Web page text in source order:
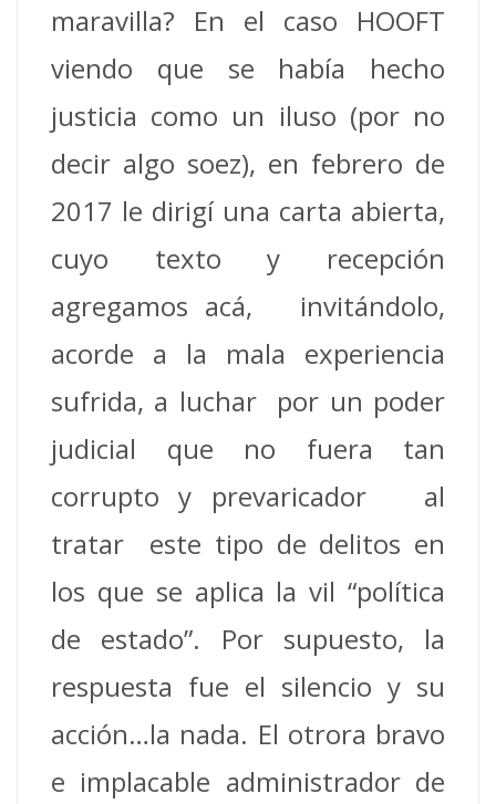
maravilla? En el caso HOOFT
viendo que se había hecho
justicia como un iluso (por no
decir algo soez), en febrero de
2017 le dirigí una carta abierta,
cuyo texto y recepción
agregamos acá, invitándolo,
acorde a la mala experiencia
sufrida, a luchar por un poder
judicial que no fuera tan
corrupto y prevaricador al
tratar este tipo de delitos en
los que se aplica la vil “política
de estado”. Por supuesto, la
respuesta fue el silencio y su
acción…la nada. El otrora bravo
e implacable administrador de